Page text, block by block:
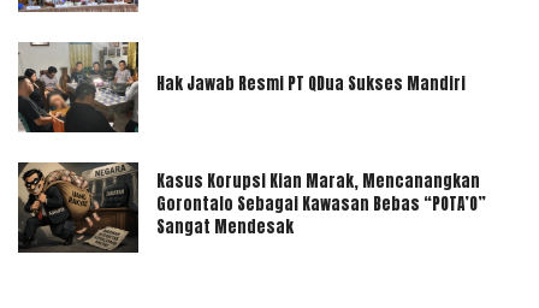
Hak Jawab Resmi PT QDua Sukses Mandiri
Kasus Korupsi Kian Marak, Mencanangkan
Gorontalo Sebagai Kawasan Bebas “POTA’O”
Sangat Mendesak